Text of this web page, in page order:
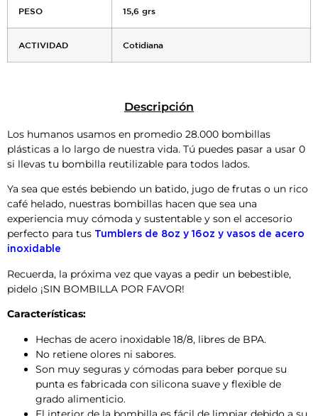
PESO 15,6 grs
ACTIVIDAD Cotidiana
Descripción
Los humanos usamos en promedio 28.000 bombillas
plásticas a lo largo de nuestra vida. Tú puedes pasar a usar 0
si llevas tu bombilla reutilizable para todos lados.
Ya sea que estés bebiendo un batido, jugo de frutas o un rico
café helado, nuestras bombillas hacen que sea una
experiencia muy cómoda y sustentable y son el accesorio
perfecto para tus Tumblers de 8oz y 16oz y vasos de acero
inoxidable
Recuerda, la próxima vez que vayas a pedir un bebestible,
pidelo ¡SIN BOMBILLA POR FAVOR!
Características:
Hechas de acero inoxidable 18/8, libres de BPA.
No retiene olores ni sabores.
Son muy seguras y cómodas para beber porque su
punta es fabricada con silicona suave y flexible de
grado alimenticio.